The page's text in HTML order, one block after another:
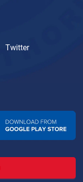
Twitter